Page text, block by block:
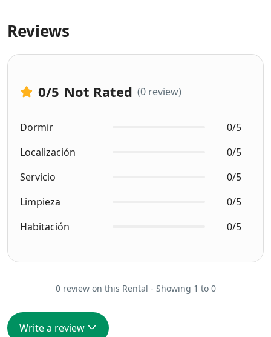
Reviews
0/5 Not Rated (0 review)
Dormir
0/5
Localización
0/5
Servicio
0/5
Limpieza
0/5
Habitación
0/5
0 review on this Rental - Showing 1 to 0
Write a review